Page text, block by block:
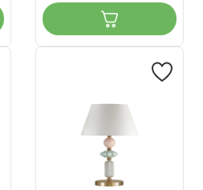
Настольная
лампа E14 1*40W
NICOLE